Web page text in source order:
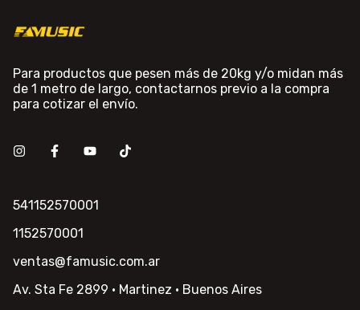
Para productos que pesen más de 20kg y/o midan más
de 1 metro de largo, contactarnos previo a la compra
para cotizar el envío.
541152570001
1152570001
ventas@famusic.com.ar
Av. Sta Fe 2899 · Martinez · Buenos Aires